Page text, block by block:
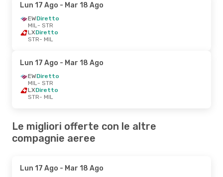
Lun 17 Ago - Mar 18 Ago
EWDiretto
MIL- STR
LXDiretto
STR- MIL
Lun 17 Ago - Mar 18 Ago
EWDiretto
MIL- STR
LXDiretto
STR- MIL
Le migliori offerte con le altre
compagnie aeree
Lun 17 Ago - Mar 18 Ago